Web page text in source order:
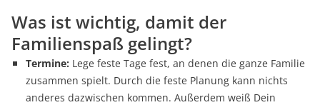
Was ist wichtig, damit der
Familienspaß gelingt?
Termine: Lege feste Tage fest, an denen die ganze Familie
zusammen spielt. Durch die feste Planung kann nichts
anderes dazwischen kommen. Außerdem weiß Dein